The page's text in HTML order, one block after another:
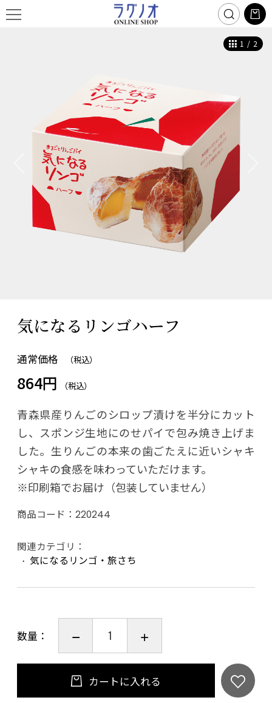
1 / 2
気になるリンゴハーフ
通常価格 （税込）
864円 （税込）
青森県産りんごのシロップ漬けを半分にカット
し、スポンジ生地にのせパイで包み焼き上げま
した。生りんごの本来の歯ごたえに近いシャキ
シャキの食感を味わっていただけます。
※印刷箱でお届け（包装していません）
商品コード： 220244
関連カテゴリ：
気になるリンゴ・旅さち
数量：
カートに入れる